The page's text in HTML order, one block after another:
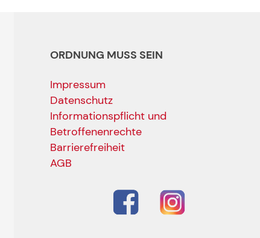
ORDNUNG MUSS SEIN
Impressum
Datenschutz
Informationspflicht und
Betroffenenrechte
Barrierefreiheit
AGB